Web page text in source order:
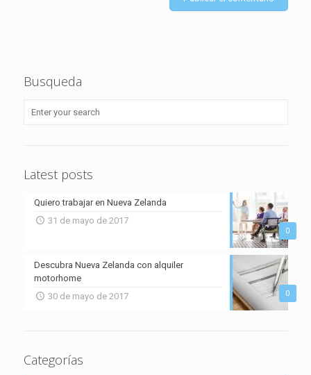
Busqueda
Latest posts
0
Quiero trabajar en Nueva Zelanda
31 de mayo de 2017
0
Descubra Nueva Zelanda con alquiler
motorhome
30 de mayo de 2017
Categorías